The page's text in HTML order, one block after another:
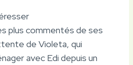
plus commentés de ses
de Violeta, qui
avec Edi depuis un